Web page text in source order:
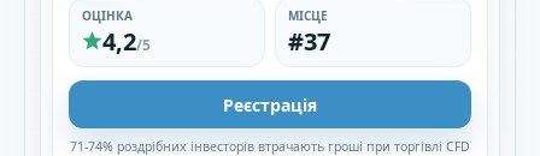
ОЦІНКА
4,2/5
МІСЦЕ
#37
Реєстрація
71-74% роздрібних інвесторів втрачають гроші при торгівлі CFD